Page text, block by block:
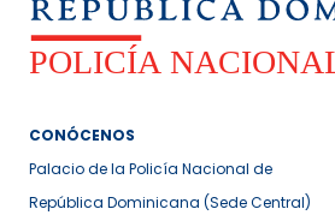
CONÓCENOS
Palacio de la Policía Nacional de
República Dominicana (Sede Central)